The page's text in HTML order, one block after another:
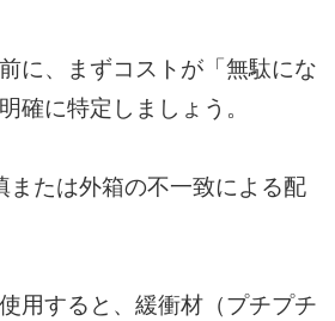
に、まずコストが「無駄にな
確に特定しましょう。
または外箱の不一致による配
用すると、緩衝材（プチプチ